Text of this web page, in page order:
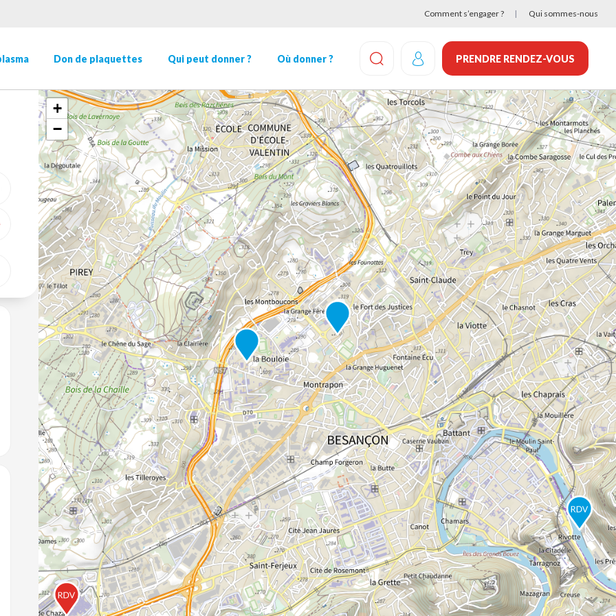
Comment s’engager ? Qui sommes-nous
Don de plaquettes Qui peut donner ? Où donner ?
EFFECTUEZ UNE RECHERCHE
PRENDRE RENDEZ-VOUS
GÉOLOCALISER
aux favoris
aux favoris
+
−